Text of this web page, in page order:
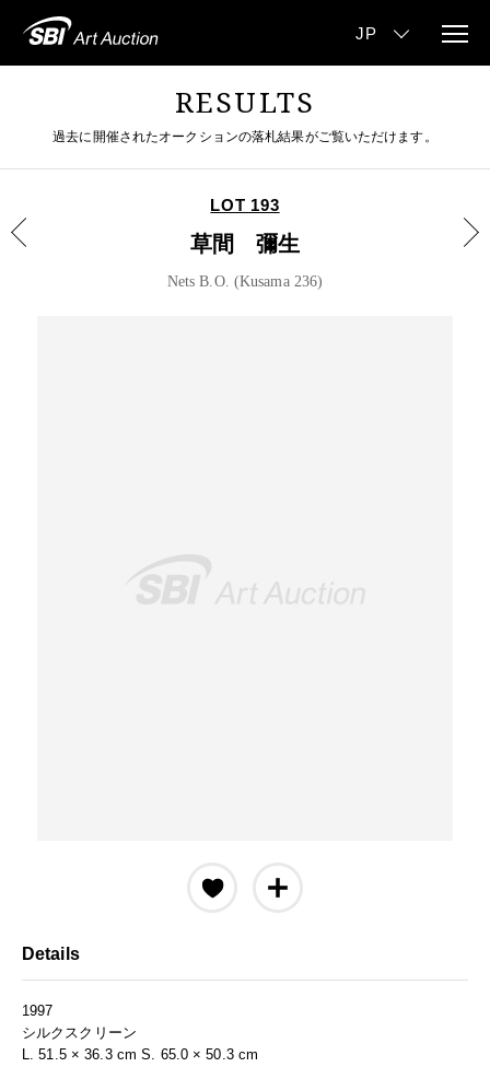
RESULTS
過去に開催されたオークションの落札結果がご覧いただけます。
LOT 193
草間 彌生
Nets B.O. (Kusama 236)
Details
1997
シルクスクリーン
L. 51.5 × 36.3 cm S. 65.0 × 50.3 cm